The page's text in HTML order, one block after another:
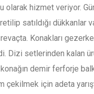
olarak hizmet veriyor.
satıldığı dükkanlar
Konakları
Dizi setlerinden kalan
demir ferforje
çekilmek için adeta